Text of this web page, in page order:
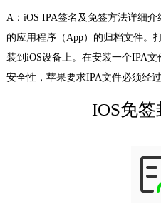
A：iOS IPA签名及免签方法详细
的应用程序（App）的归档文件。
装到iOS设备上。在安装一个IPA
安全性，苹果要求IPA文件必须经
IOS免